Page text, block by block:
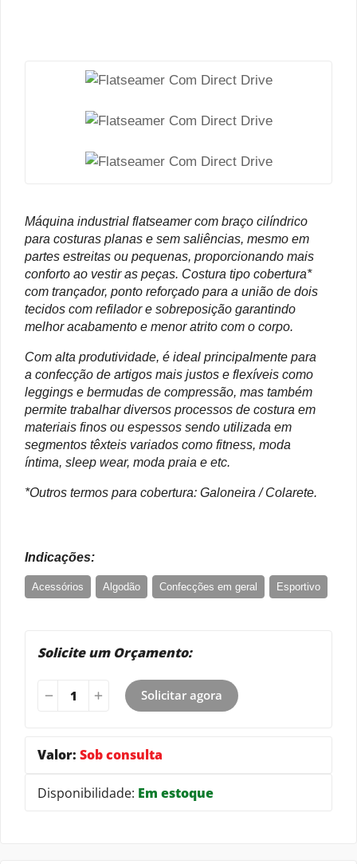
Máquina industrial flatseamer com braço cilíndrico
para costuras planas e sem saliências, mesmo em
partes estreitas ou pequenas, proporcionando mais
conforto ao vestir as peças. Costura tipo cobertura*
com trançador, ponto reforçado para a união de dois
tecidos com refilador e sobreposição garantindo
melhor acabamento e menor atrito com o corpo.
Com alta produtividade, é ideal principalmente para
a confecção de artigos mais justos e flexíveis como
leggings e bermudas de compressão, mas também
permite trabalhar diversos processos de costura em
materiais finos ou espessos sendo utilizada em
segmentos têxteis variados como fitness, moda
íntima, sleep wear, moda praia e etc.
*Outros termos para cobertura: Galoneira / Colarete.
Indicações:
Acessórios Algodão Confecções em geral Esportivo
Solicite um Orçamento:
Solicitar agora
Valor: Sob consulta
Disponibilidade: Em estoque